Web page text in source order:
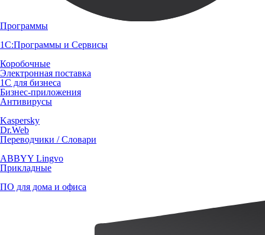
Программы
1С:Программы и Сервисы
Коробочные
Электронная поставка
1С для бизнеса
Бизнес-приложения
Антивирусы
Kaspersky
Dr.Web
Переводчики / Словари
ABBYY Lingvo
Прикладные
ПО для дома и офиса